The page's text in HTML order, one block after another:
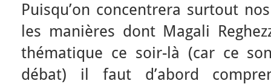
Puisqu’on concentrera surtout
les manières dont Magali
thématique ce soir-là (car ce
débat) il faut d’abord